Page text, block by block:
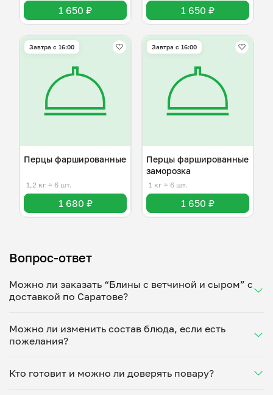
1 650 ₽ 1 650 ₽
Завтра c 16:00
Перцы фаршированные
1,2 кг ≈ 6 шт.
1 680 ₽
Завтра c 16:00
Перцы фаршированные
заморозка
1 кг ≈ 6 шт.
1 650 ₽
Вопрос-ответ
Можно ли заказать “Блины с ветчиной и сыром” с
доставкой по Саратове?
Укажите удобное время — и получите свежее
домашнее блюдо в большой порции прямо с плиты.
минут. Статус заказа отслеживайте в личном
кабинете, а с поваром можно связаться напрямую в
Можно ли изменить состав блюда, если есть
пожелания?
ваши предпочтения: уберет специи, снизит
Кто готовит и можно ли доверять повару?